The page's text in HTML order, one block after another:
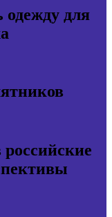
одежду для